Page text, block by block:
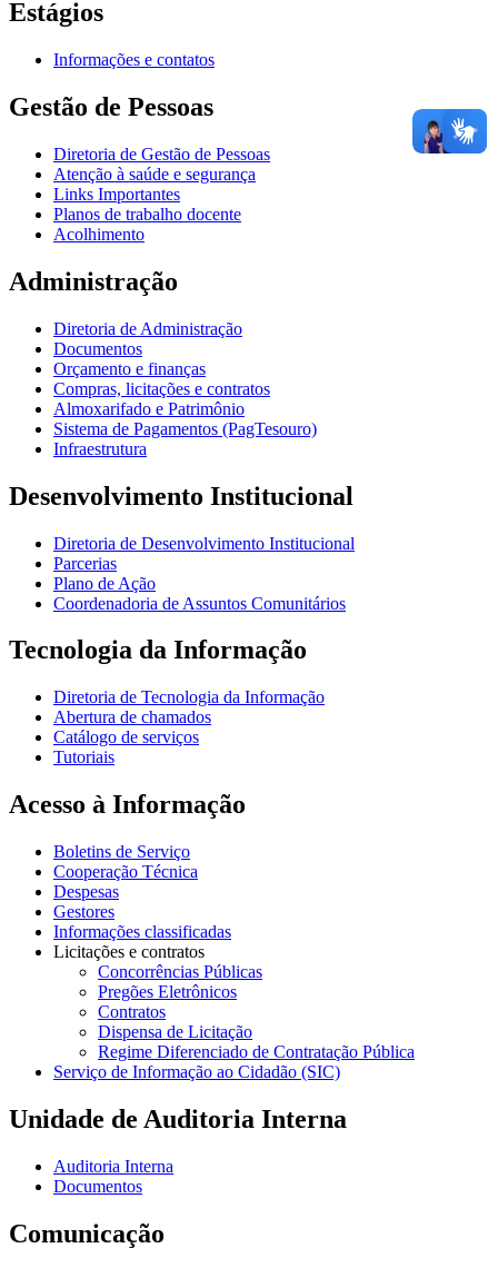
Estágios
Informações e contatos
Gestão de Pessoas
Diretoria de Gestão de Pessoas
Atenção à saúde e segurança
Links Importantes
Planos de trabalho docente
Acolhimento
Administração
Diretoria de Administração
Documentos
Orçamento e finanças
Compras, licitações e contratos
Almoxarifado e Patrimônio
Sistema de Pagamentos (PagTesouro)
Infraestrutura
Desenvolvimento Institucional
Diretoria de Desenvolvimento Institucional
Parcerias
Plano de Ação
Coordenadoria de Assuntos Comunitários
Tecnologia da Informação
Diretoria de Tecnologia da Informação
Abertura de chamados
Catálogo de serviços
Tutoriais
Acesso à Informação
Boletins de Serviço
Cooperação Técnica
Despesas
Gestores
Informações classificadas
Licitações e contratos
Concorrências Públicas
Pregões Eletrônicos
Contratos
Dispensa de Licitação
Regime Diferenciado de Contratação Pública
Serviço de Informação ao Cidadão (SIC)
Unidade de Auditoria Interna
Auditoria Interna
Documentos
Comunicação